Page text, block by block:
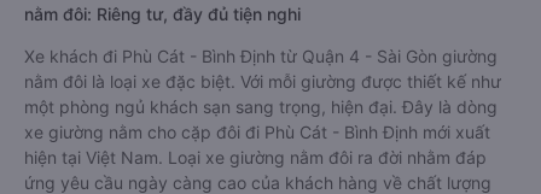
nằm đôi: Riêng tư, đầy đủ tiện nghi
Xe khách đi Phù Cát - Bình Định từ Quận 4 - Sài Gòn giường
nằm đôi là loại xe đặc biệt. Với mỗi giường được thiết kế như
một phòng ngủ khách sạn sang trọng, hiện đại. Đây là dòng
xe giường nằm cho cặp đôi đi Phù Cát - Bình Định mới xuất
hiện tại Việt Nam. Loại xe giường nằm đôi ra đời nhằm đáp
ứng yêu cầu ngày càng cao của khách hàng về chất lượng